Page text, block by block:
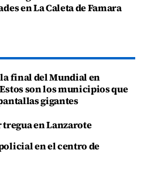
en La Caleta de Famara
la final del Mundial en
son los municipios que
gigantes
en Lanzarote
en el centro de